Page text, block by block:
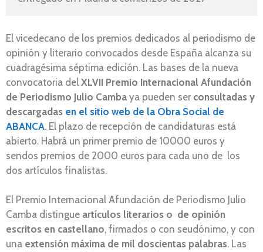
El vicedecano de los premios dedicados al periodismo de
opinión y literario convocados desde España alcanza su
cuadragésima séptima edición. Las bases de la nueva
convocatoria del XLVII Premio Internacional Afundación
de Periodismo Julio Camba ya pueden ser consultadas y
descargadas en el sitio web de la Obra Social de
ABANCA. El plazo de recepción de candidaturas está
abierto. Habrá un primer premio de 10000 euros y
sendos premios de 2000 euros para cada uno de los
dos artículos finalistas.
El Premio Internacional Afundación de Periodismo Julio
Camba distingue artículos literarios o de opinión
escritos en castellano, firmados o con seudónimo, y con
una extensión máxima de mil doscientas palabras. Las